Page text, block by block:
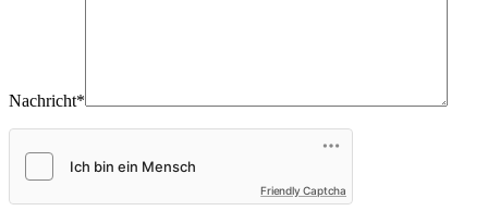
Nachricht*
Friendly Captcha